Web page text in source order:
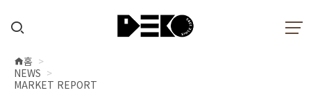
현
재
홈
NEWS
MARKET REPORT